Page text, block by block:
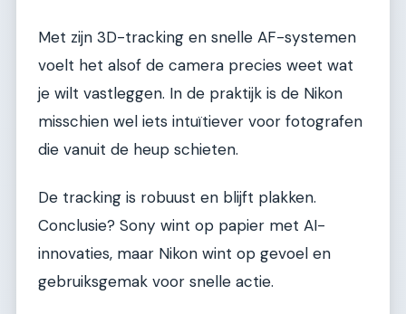
Met zijn 3D-tracking en snelle AF-systemen
voelt het alsof de camera precies weet wat
je wilt vastleggen. In de praktijk is de Nikon
misschien wel iets intuïtiever voor fotografen
die vanuit de heup schieten.
De tracking is robuust en blijft plakken.
Conclusie? Sony wint op papier met AI-
innovaties, maar Nikon wint op gevoel en
gebruiksgemak voor snelle actie.